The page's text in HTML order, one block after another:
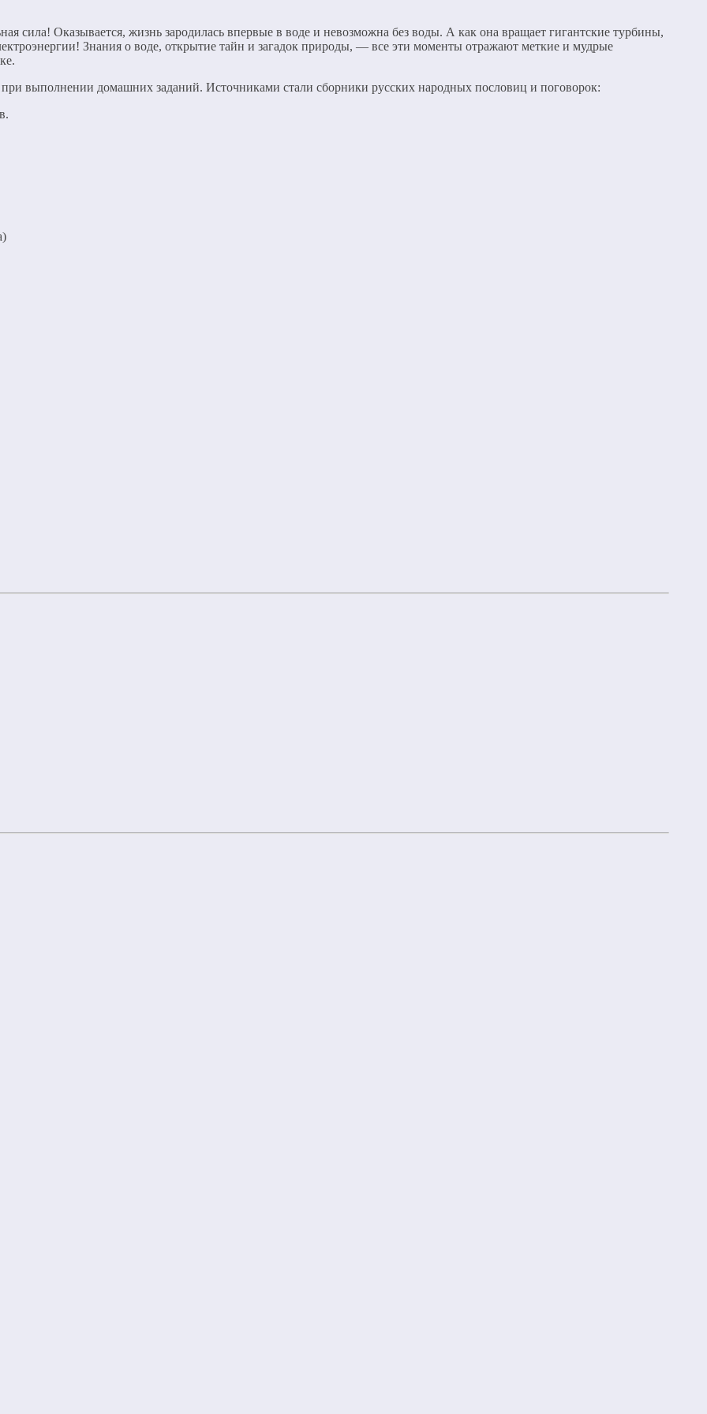
сила! Оказывается, жизнь зародилась впервые в воде и невозможна без воды. А как она вращает гигантские турбины,
Знания о воде, открытие тайн и загадок природы, — все эти моменты отражают меткие и мудрые
выполнении домашних заданий. Источниками стали сборники русских народных пословиц и поговорок: